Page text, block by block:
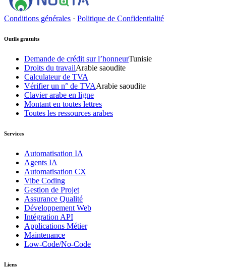
Conditions générales · Politique de Confidentialité
Outils gratuits
Demande de crédit sur l’honneurTunisie
Droits du travailArabie saoudite
Calculateur de TVA
Vérifier un n° de TVAArabie saoudite
Clavier arabe en ligne
Montant en toutes lettres
Toutes les ressources arabes
Services
Automatisation IA
Agents IA
Automatisation CX
Vibe Coding
Gestion de Projet
Assurance Qualité
Développement Web
Intégration API
Applications Métier
Maintenance
Low-Code/No-Code
Liens